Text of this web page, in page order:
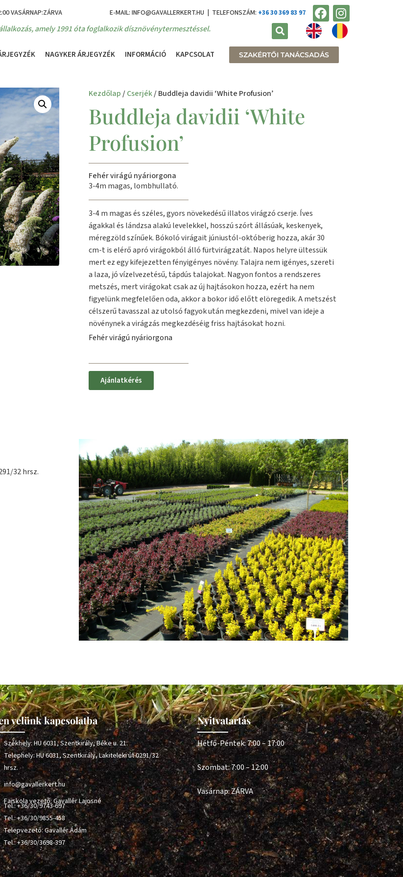
VASÁRNAP:ZÁRVA E-MAIL: INFO@GAVALLERKERT.HU | TELEFONSZÁM: +36 30 369 83 97
amely 1991 óta foglalkozik dísznövénytermesztéssel.
NAGYKER ÁRJEGYZÉK INFORMÁCIÓ KAPCSOLAT SZAKÉRTŐI TANÁCSADÁS
Kezdőlap /Cserjék/ Buddleja davidii ‘White Profusion’
Buddleja davidii ‘White
Profusion’
Fehér virágú nyáriorgona
3-4m magas, lombhullató.
3-4 m magas és széles, gyors növekedésű illatos virágzó cserje. Íves
ágakkal és lándzsa alakú levelekkel, hosszú szórt állásúak, keskenyek,
méregzöld színűek. Bókoló virágait júniustól-októberig hozza, akár 30
cm-t is elérő apró virágokból álló fürtvirágzatát. Napos helyre ültessük
mert ez egy kifejezetten fényigényes növény. Talajra nem igényes, szereti
a laza, jó vízelvezetésű, tápdús talajokat. Nagyon fontos a rendszeres
metszés, mert virágokat csak az új hajtásokon hozza, ezért ha nem
figyelünk megfelelően oda, akkor a bokor idő előtt elöregedik. A metszést
célszerű tavasszal az utolsó fagyok után megkezdeni, mivel van ideje a
növénynek a virágzás megkezdéséig friss hajtásokat hozni.
Fehér virágú nyáriorgona
Ajánlatkérés
32 hrsz.
velünk kapcsolatba
Székhely: HU 6031, Szentkirály, Béke u. 21.
Telephely: HU 6031, Szentkirály, Lakiteleki út 0291/32
hrsz.
info@gavallerkert.hu
Faiskola vezető: Gavallér Lajosné
Tel.:+36/30/9743-697
Tel.:+36/30/9855-458
Telepvezető: Gavallér Ádám
Tel.:+36/30/3698-397
Nyitvatartás
Hétfő-Péntek: 7:00 – 17:00
Szombat: 7:00 – 12:00
Vasárnap: ZÁRVA